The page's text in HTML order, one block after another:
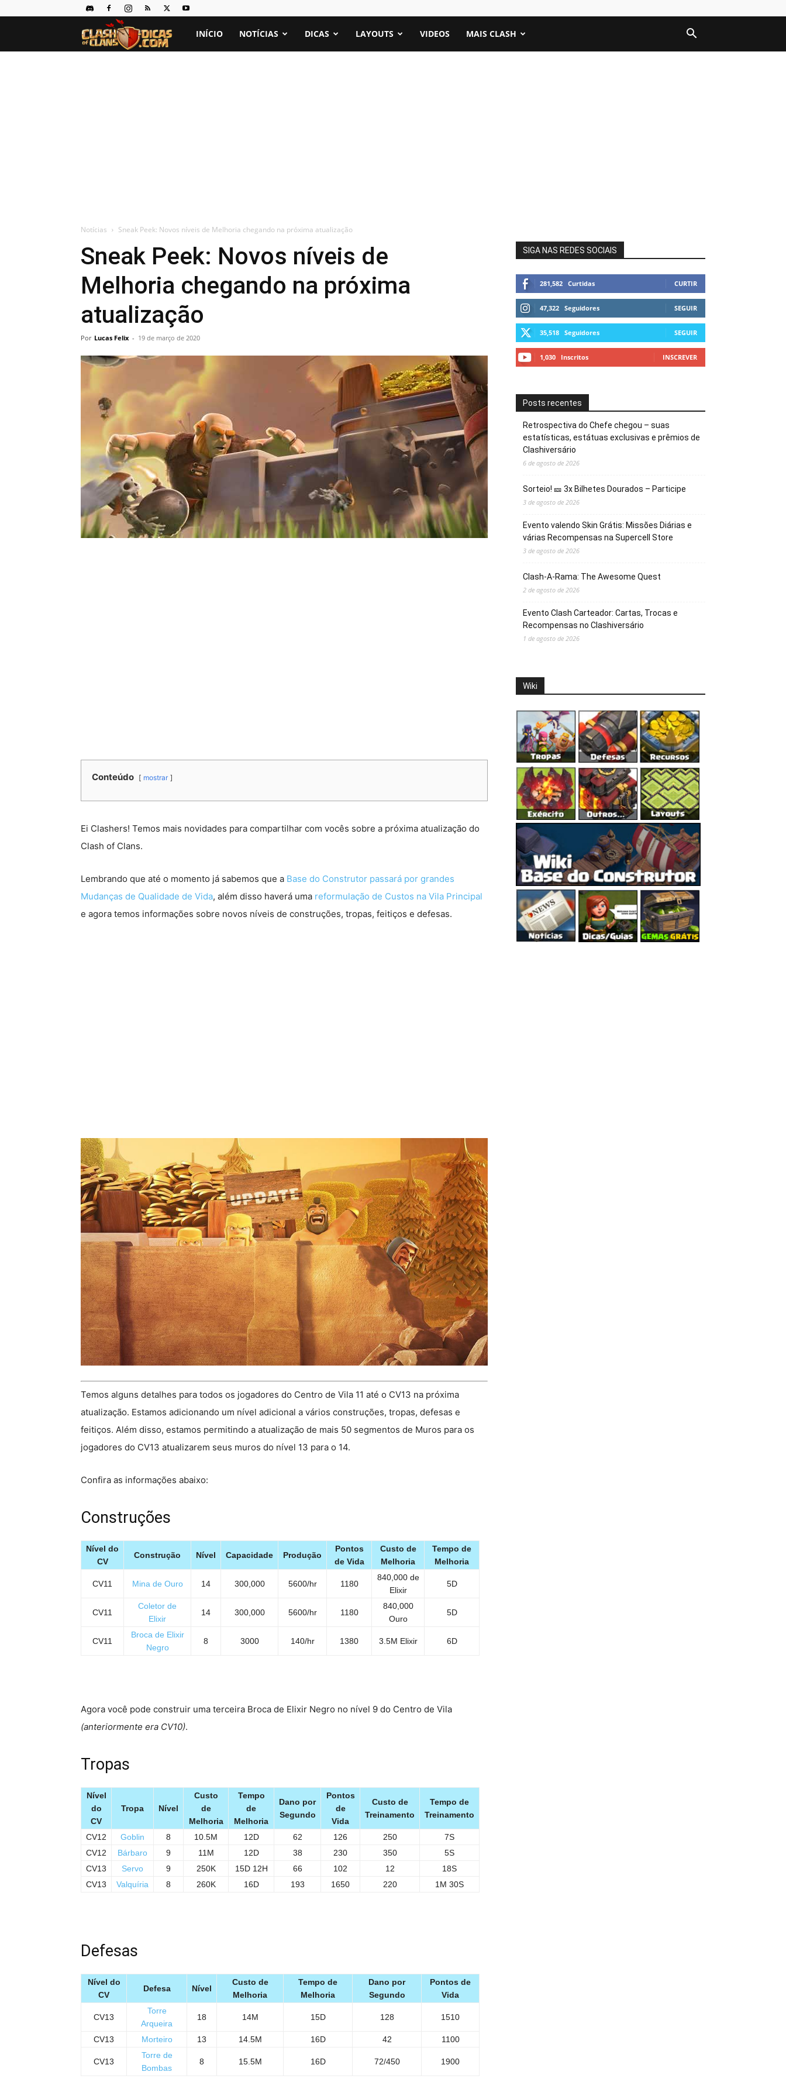
Clash
INÍCIO NOTÍCIAS DICAS LAYOUTS VIDEOS MAIS CLASH
Notícias Sneak Peek: Novos níveis de Melhoria chegando na próxima atualização
Sneak Peek: Novos níveis de
Melhoria chegando na próxima
atualização
Por Lucas Felix - 19 de março de 2020
Conteúdo mostrar
Ei Clashers! Temos mais novidades para compartilhar com vocês sobre a próxima atualização do
Clash of Clans.
Lembrando que até o momento já sabemos que a Base do Construtor passará por grandes
Mudanças de Qualidade de Vida, além disso haverá uma reformulação de Custos na Vila Principal
e agora temos informações sobre novos níveis de construções, tropas, feitiços e defesas.
Temos alguns detalhes para todos os jogadores do Centro de Vila 11 até o CV13 na próxima
atualização. Estamos adicionando um nível adicional a vários construções, tropas, defesas e
feitiços. Além disso, estamos permitindo a atualização de mais 50 segmentos de Muros para os
jogadores do CV13 atualizarem seus muros do nível 13 para o 14.
Confira as informações abaixo:
Construções
Nível do
CV
Construção Nível Capacidade Produção
Pontos
de Vida
Custo de
Melhoria
Tempo de
Melhoria
CV11 Mina de Ouro 14 300,000 5600/hr 1180
840,000 de
Elixir
5D
CV11
Coletor de
Elixir
14 300,000 5600/hr 1180
840,000
Ouro
5D
CV11
Broca de Elixir
Negro
8 3000 140/hr 1380 3.5M Elixir 6D
Agora você pode construir uma terceira Broca de Elixir Negro no nível 9 do Centro de Vila
(anteriormente era CV10).
Tropas
Nível
do
CV
Tropa Nível
Custo
de
Melhoria
Tempo
de
Melhoria
Dano por
Segundo
Pontos
de
Vida
Custo de
Treinamento
Tempo de
Treinamento
CV12 Goblin 8 10.5M 12D 62 126 250
7S
CV12
Bárbaro 9 11M 12D 38 230 350
5S
CV13
Servo 9 250K 15D 12H 66 102 12
18S
CV13
Valquíria 8 260K 16D 193 1650 220 1M 30S
Defesas
Nível do
CV
Defesa Nível
Custo de
Melhoria
Tempo de
Melhoria
Dano por
Segundo
Pontos de
Vida
CV13
Torre
Arqueira
18 14M 15D 128 1510
CV13 Morteiro 13 14.5M 16D 42 1100
CV13
Torre de
Bombas
8 15.5M 16D 72/450 1900
SIGA NAS REDES SOCIAIS
281,582 Curtidas CURTIR
47,322 Seguidores SEGUIR
35,518 Seguidores SEGUIR
1,030 Inscritos INSCREVER
Posts recentes
Retrospectiva do Chefe chegou – suas
estatísticas, estátuas exclusivas e prêmios de
Clashiversário
6 de agosto de 2026
Sorteio! 🎫 3x Bilhetes Dourados – Participe
3 de agosto de 2026
Evento valendo Skin Grátis: Missões Diárias e
várias Recompensas na Supercell Store
3 de agosto de 2026
Clash-A-Rama: The Awesome Quest
2 de agosto de 2026
Evento Clash Carteador: Cartas, Trocas e
Recompensas no Clashiversário
1 de agosto de 2026
Wiki